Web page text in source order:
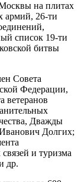
на плитах
армий, 26-ти
список 19-ти
битвы
Совета
Федерации,
ветеранов
Дважды
Долгих;
и туризма
др.